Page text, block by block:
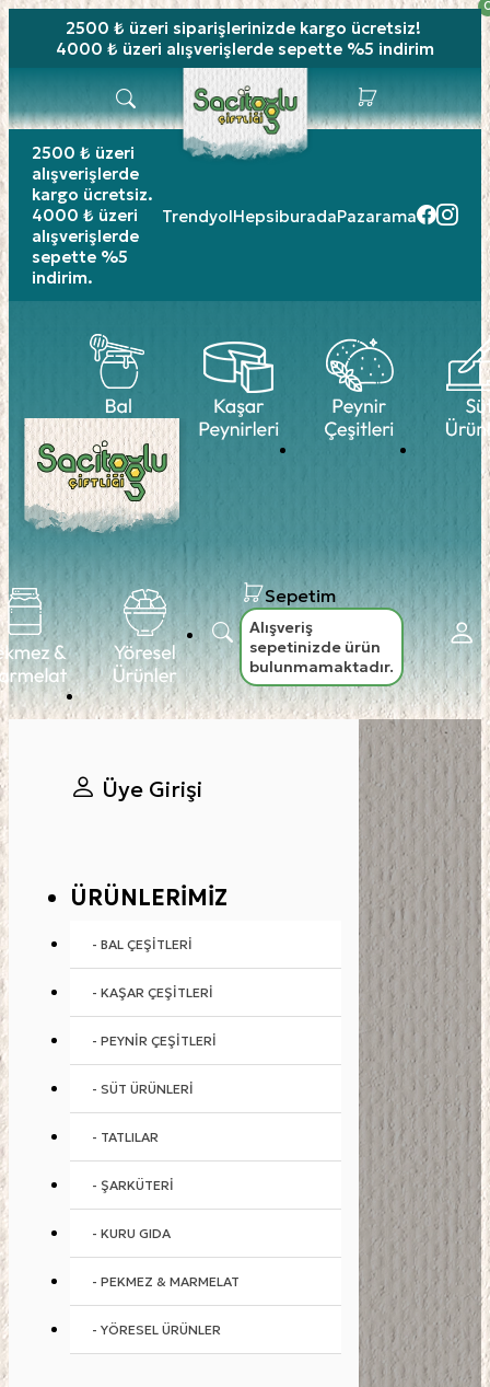
2500 ₺ üzeri siparişlerinizde kargo ücretsiz!
4000 ₺ üzeri alışverişlerde sepette %5 indirim
2500 ₺ üzeri
alışverişlerde
kargo ücretsiz.
4000 ₺ üzeri
alışverişlerde
sepette %5
indirim.
TrendyolHepsiburadaPazarama
Sepetim
Alışveriş
sepetinizde ürün
bulunmamaktadır.
Üye Girişi
ÜRÜNLERIMIZ
- BAL ÇEŞITLERI
- KAŞAR ÇEŞITLERI
- PEYNIR ÇEŞITLERI
- SÜT ÜRÜNLERI
- TATLILAR
- ŞARKÜTERI
- KURU GIDA
- PEKMEZ & MARMELAT
- YÖRESEL ÜRÜNLER